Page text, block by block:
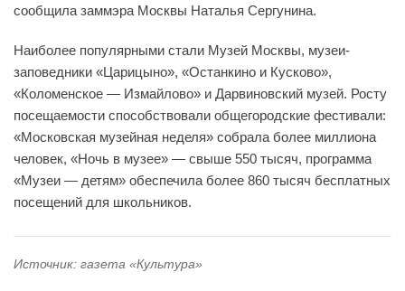
сообщила заммэра Москвы Наталья Сергунина.
Наиболее популярными стали Музей Москвы, музеи-
заповедники «Царицыно», «Останкино и Кусково»,
«Коломенское — Измайлово» и Дарвиновский музей. Росту
посещаемости способствовали общегородские фестивали:
«Московская музейная неделя» собрала более миллиона
человек, «Ночь в музее» — свыше 550 тысяч, программа
«Музеи — детям» обеспечила более 860 тысяч бесплатных
посещений для школьников.
Источник: газета «Культура»